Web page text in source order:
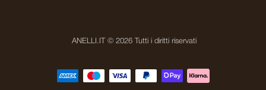
ANELLI.IT © 2026 Tutti i diritti riservati